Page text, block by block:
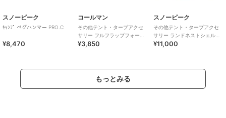
スノーピーク
ｷｬﾝﾌﾟ ペグハンマー PRO.C
¥8,470
コールマン
その他テント・タープアクセ
サリー フルフラップフォーイ
ンスタントバイザーシェード3
¥3,850
スノーピーク
その他テント・タープアクセ
サリー ランドネストシェルタ
ー ルーフシート
¥11,000
もっとみる